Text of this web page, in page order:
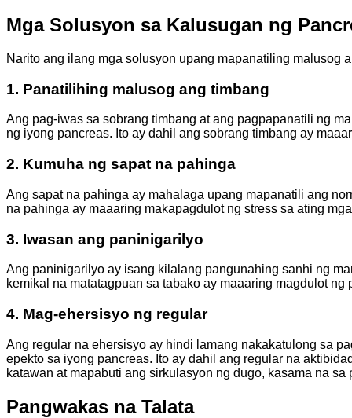
Mga Solusyon sa Kalusugan ng
Narito ang ilang mga solusyon upang mapanatiling malusog
1. Panatilihing malusog ang timbang
Ang pag-iwas sa sobrang timbang at ang pagpapanatili ng
ng iyong pancreas. Ito ay dahil ang sobrang timbang ay
2. Kumuha ng sapat na pahinga
Ang sapat na pahinga ay mahalaga upang mapanatili ang
na pahinga ay maaaring makapagdulot ng stress sa ating
3. Iwasan ang paninigarilyo
Ang paninigarilyo ay isang kilalang pangunahing sanhi ng
kemikal na matatagpuan sa tabako ay maaaring magdulot
4. Mag-ehersisyo ng regular
Ang regular na ehersisyo ay hindi lamang nakakatulong sa
epekto sa iyong pancreas. Ito ay dahil ang regular na
katawan at mapabuti ang sirkulasyon ng dugo, kasama na sa
Pangwakas na Talata